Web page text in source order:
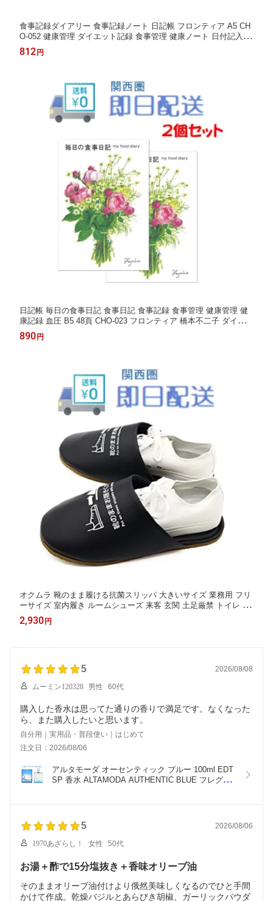
食事記録ダイアリー 食事記録ノート 日記帳 フロンティア A5 CH
O-052 健康管理 ダイエット記録 食事管理 健康ノート 日付記入式
1年間使える 手帳 ダイアリー
812円
日記帳 毎日の食事日記 食事日記 食事記録 食事管理 健康管理 健
康記録 血圧 B5 48頁 CHO-023 フロンティア 橋本不二子 ダイアリ
ー 手帳 にっき ノート かわいい おしゃれ 花柄 大人 ダイエット
トレーニング 敬老の日 母の日 父の日 還暦 誕生日 プレゼント ギ
890円
オクムラ 靴のまま履ける抗菌スリッパ 大きいサイズ 業務用 フリ
ーサイズ 室内履き ルームシューズ 来客 玄関 土足厳禁 トイレ 学
校 施設 業務用 防災 男性用 オフィス 会社 靴のまま履ける スリッ
パ体育館 フィットネス お手洗い 車 モデルハウス シューズ
2,930円
5 2026/08/08
ムーミン120328 男性 60代
購入した香水は思ってた通りの香りで満足です。なくなった
ら、また購入したいと思います。
自分用｜実用品・普段使い｜はじめて
注文日：2026/08/06
アルタモーダ オーセンティック ブルー 100ml EDT
SP 香水 ALTAMODA AUTHENTIC BLUE フレグラ
5 2026/08/06
1970あざらし！ 女性 50代
お湯＋酢で15分塩抜き＋香味オリーブ油
そのままオリーブ油付けより俄然美味しくなるのでひと手間
かけて作成。乾燥バジルとあらびき胡椒、ガーリックパウダ